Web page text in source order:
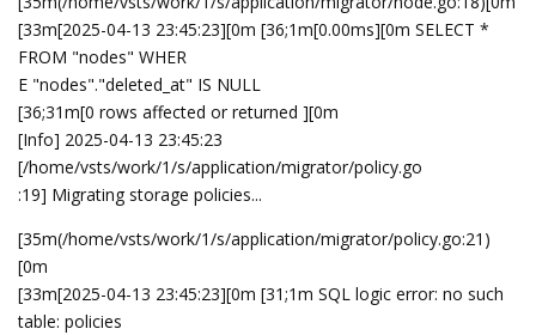
[33m[2025-04-13 23:45:23][0m [36;1m[0.00ms][0m SELECT *
FROM "nodes" WHER
E "nodes"."deleted_at" IS NULL
[36;31m[0 rows affected or returned ][0m
[Info] 2025-04-13 23:45:23
[/home/vsts/work/1/s/application/migrator/policy.go
:19] Migrating storage policies...
[35m(/home/vsts/work/1/s/application/migrator/policy.go:21)
[0m
[33m[2025-04-13 23:45:23][0m [31;1m SQL logic error: no such
table: policies